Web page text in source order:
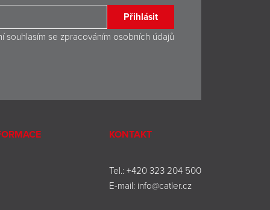
Přihlásit
souhlasím se zpracováním osobních údajů
KONTAKT
Tel.:+420 323 204 500
E-mail: info@catler.cz